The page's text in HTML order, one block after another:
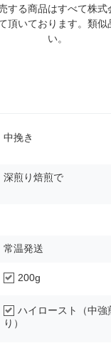
する商品はすべて株
頂いております。類似
い。
中挽き
深煎り焙煎で
常温発送
200g
ハイロースト（中強
り）